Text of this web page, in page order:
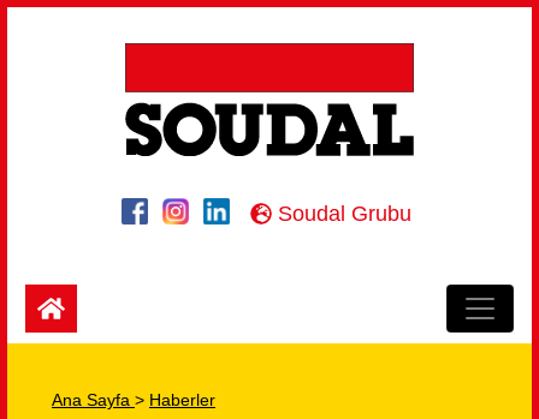
Soudal Grubu
Ana Sayfa > Haberler